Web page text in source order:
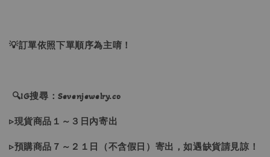
💡訂單依照下單順序為主唷！
🔍IG搜尋：Sevenjewelry.co
▹現貨商品１～３日內寄出
▹預購商品７～２１日（不含假日）寄出，如遇缺貨請見諒！